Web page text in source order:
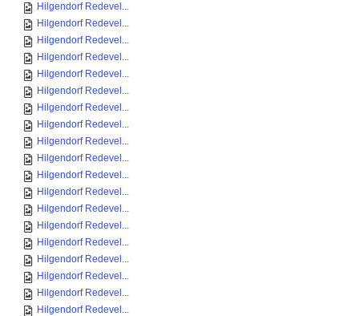
Hilgendorf Redevel...
Hilgendorf Redevel...
Hilgendorf Redevel...
Hilgendorf Redevel...
Hilgendorf Redevel...
Hilgendorf Redevel...
Hilgendorf Redevel...
Hilgendorf Redevel...
Hilgendorf Redevel...
Hilgendorf Redevel...
Hilgendorf Redevel...
Hilgendorf Redevel...
Hilgendorf Redevel...
Hilgendorf Redevel...
Hilgendorf Redevel...
Hilgendorf Redevel...
Hilgendorf Redevel...
Hilgendorf Redevel...
Hilgendorf Redevel...